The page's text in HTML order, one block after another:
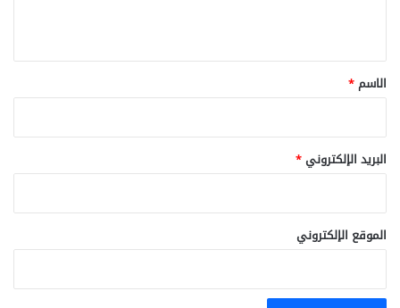
ب
ا
ب
ا
ل
ت
ا
ع
ي
ت
*
الاسم*
البريد الإلكتروني*
الموقع الإلكتروني